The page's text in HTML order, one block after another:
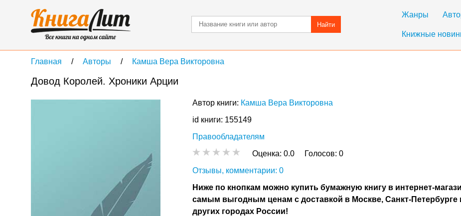
Жанры
Книжные
Найти
Главная Авторы Камша Вера Викторовна
Довод Королей. Хроники Арции
Автор книги: Камша Вера Викторовна
id книги: 155149
Правообладателям
Оценка: 0.0 Голосов: 0
Отзывы, комментарии: 0
Ниже по кнопкам можно купить бумажную книгу в интернет-
самым выгодным ценам с доставкой в Москве, Санкт-Петербурге
других городах России!